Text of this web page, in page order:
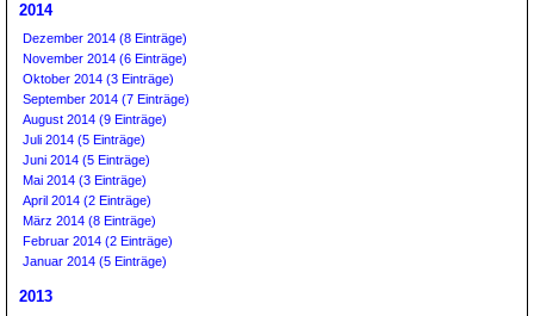
2014
Dezember 2014 (8 Einträge)
November 2014 (6 Einträge)
Oktober 2014 (3 Einträge)
September 2014 (7 Einträge)
August 2014 (9 Einträge)
Juli 2014 (5 Einträge)
Juni 2014 (5 Einträge)
Mai 2014 (3 Einträge)
April 2014 (2 Einträge)
März 2014 (8 Einträge)
Februar 2014 (2 Einträge)
Januar 2014 (5 Einträge)
2013